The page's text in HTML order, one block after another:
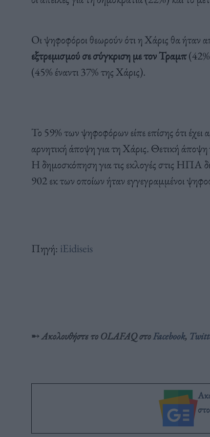
Οι ψηφοφόροι θεωρούν ότι η Χάρις θα ήταν
εξτρεμισμού σε σύγκριση με τον Τραμπ(42%
(45% έναντι 37% της Χάρις).
Το 59% των ψηφοφόρων είπε επίσης ότι
αρνητική άποψη για τη Χάρις. Θετική άποψη
Η δημοσκόπηση για τις εκλογές στις ΗΠΑ
902 εκ των οποίων ήταν εγγεγραμμένοι
Πηγή: iEidiseis
➸Ακολουθήστε το OLAFAQ στοFacebook,